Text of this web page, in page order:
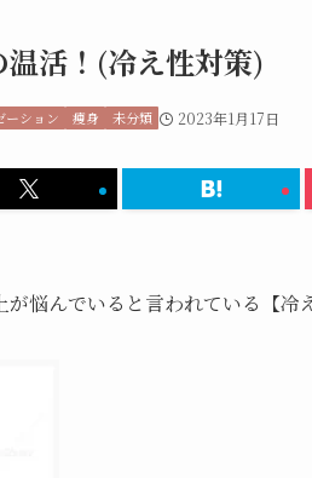
活！(冷え性対策)
ーション 痩身 未分類 2023年1月17日
悩んでいると言われている【冷